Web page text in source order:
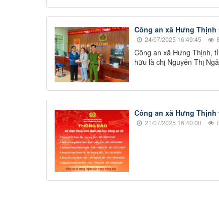
Công an xã Hưng
24/07/2025 16:49:45
Công an xã Hưng Thịnh,
hữu là chị Nguyễn Thị
Công an xã Hưng
21/07/2025 16:40:00